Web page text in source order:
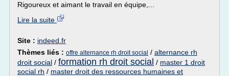
Rigoureux et aimant le travail en équipe,...
Lire la suite
Site : indeed.fr
Thèmes liés : offre alternance rh droit social / alternance rh
droit social / formation rh droit social / master 1 droit
social rh / master droit des ressources humaines et